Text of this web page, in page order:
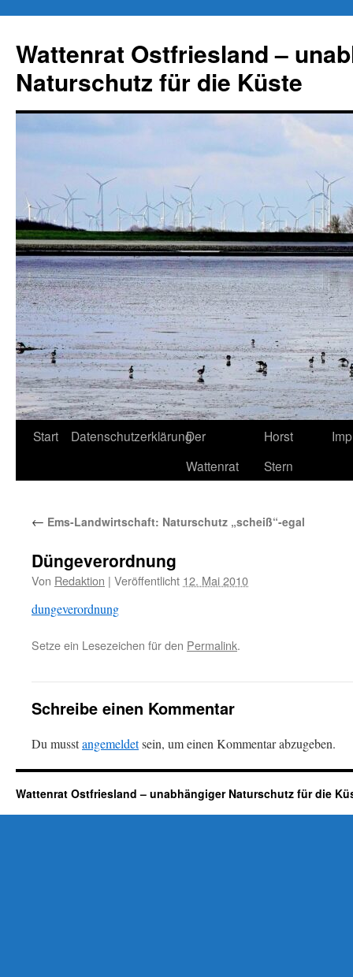
springen
Wattenrat Ostfriesland –
Naturschutz für die Küste
Start DatenschutzerklärungDer
Wattenrat
Horst
Stern
← Ems-Landwirtschaft: Naturschutz „scheiß“-egal
Düngeverordnung
Von Redaktion | Veröffentlicht 12. Mai 2010
dungeverordnung
Setze ein Lesezeichen für den Permalink.
Schreibe einen Kommentar
Du musstangemeldetsein, um einen Kommentar abzugeben.
Wattenrat Ostfriesland – unabhängiger Naturschutz für die